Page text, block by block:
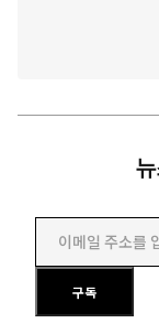
이메일 주소를
구독